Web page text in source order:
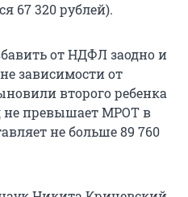
67 320 рублей).
от НДФЛ заодно и
зависимости от
второго ребенка
не превышает МРОТ в
не больше 89 760